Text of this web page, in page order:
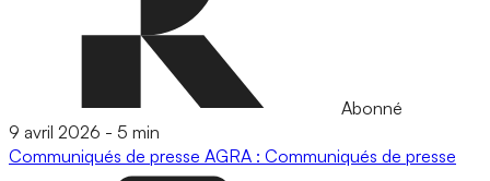
Abonné
9 avril 2026 - 5 min
Communiqués de presse AGRA : Communiqués de presse